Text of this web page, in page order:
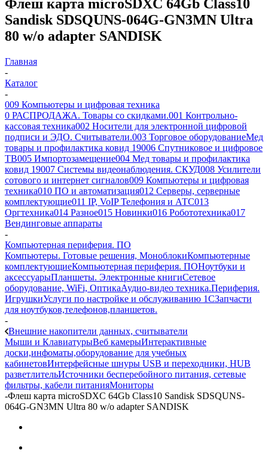
Флеш карта microSDXC 64Gb Class10
Sandisk SDSQUNS-064G-GN3MN Ultra
80 w/o adapter SANDISK
Главная
-
Каталог
-
009 Компьютеры и цифровая техника
0 РАСПРОДАЖА. Товары со скидками.001 Контрольно-
кассовая техника002 Носители для электронной цифровой
подписи и ЭДО. Считыватели.003 Торговое оборудованиеМед
товары и профилактика ковид 19006 Спутниковое и цифровое
ТВ005 Импортозамещение004 Мед товары и профилактика
ковид 19007 Системы видеонаблюдения. СКУД008 Усилители
сотового и интернет сигналов009 Компьютеры и цифровая
техника010 ПО и автоматизация012 Серверы, серверные
комплектующие011 IP, VoIP Телефония и АТС013
Оргтехника014 Разное015 Новинки016 Робототехника017
Вендинговые аппараты
-
Компьютерная периферия. ПО
Компьютеры. Готовые решения, МоноблокиКомпьютерные
комплектующиеКомпьютерная периферия. ПОНоутбуки и
аксессуарыПланшеты. Электронные книгиСетевое
оборудование, WiFi, ОптикаАудио-видео техника.Периферия.
ИгрушкиУслуги по настройке и обслуживанию 1СЗапчасти
для ноутбуков,телефонов,планшетов.
-
Внешние накопители данных, считыватели
Мыши и КлавиатурыВеб камерыИнтерактивные
доски,инфоматы,оборудование для учебных
кабинетовИнтерфейсные шнуры USB и переходники, HUB
разветлительИсточники бесперебойного питания, сетевые
фильтры, кабели питанияМониторы
-Флеш карта microSDXC 64Gb Class10 Sandisk SDSQUNS-
064G-GN3MN Ultra 80 w/o adapter SANDISK